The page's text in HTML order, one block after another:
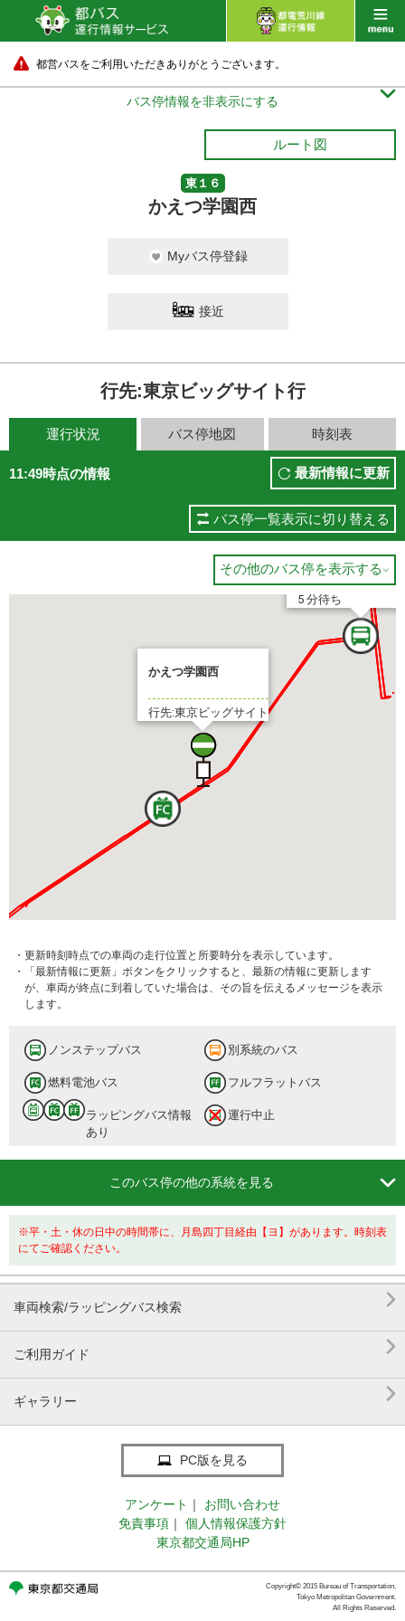
都営バスをご利用いただきありがとうございます。
バス停情報を非表示にする 
ルート図
東１６
かえつ学園西
Myバス停登録
接近
行先:東京ビッグサイト行
運行状況 バス停地図 時刻表
11:49時点の情報 最新情報に更新
バス停一覧表示に切り替える
その他のバス停を表示する 
かえつ学園西
行先:東京ビッグサイト
14 分待ち
東京ビッグサイト
5 分待ち
・更新時刻時点での車両の走行位置と所要時分を表示しています。
・「最新情報に更新」ボタンをクリックすると、最新の情報に更新します
が、車両が終点に到着していた場合は、その旨を伝えるメッセージを表示
します。
ノンステップバス 別系統のバス
燃料電池バス フルフラットバス
ラッピングバス情報
あり
運行中止
このバス停の他の系統を見る 
※平・土・休の日中の時間帯に、月島四丁目経由【ヨ】があります。時刻表
にてご確認ください。
車両検索/ラッピングバス検索 
ご利用ガイド 
ギャラリー 
PC版を見る
アンケート ｜
お問い合わせ
免責事項 ｜
個人情報保護方針
東京都交通局HP
Copyright© 2015 Bureau of Transportation.
Tokyo Metropolitan Government.
All Rights Reserved.